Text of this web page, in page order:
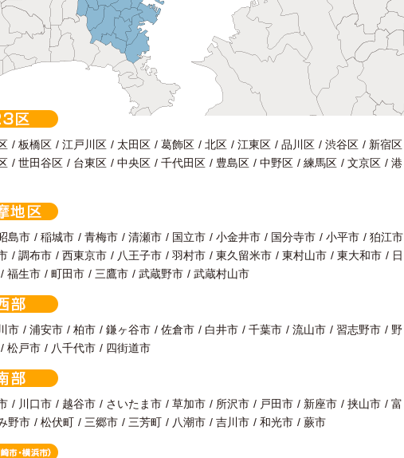
板橋区 江戸川区 太田区 葛飾区 北区 江東区 品川区 渋谷区
新宿区
世田谷区 台東区 中央区 千代田区 豊島区 中野区 練馬区 文京区
港
島市 稲城市 青梅市 清瀬市 国立市 小金井市 国分寺市 小平市
狛江市
調布市 西東京市 八王子市 羽村市 東久留米市 東村山市 東大和市
日
福生市 町田市 三鷹市 武蔵野市 武蔵村山市
市 浦安市 柏市 鎌ヶ谷市 佐倉市 白井市 千葉市 流山市 習志野市
野
松戸市 八千代市 四街道市
川口市 越谷市 さいたま市 草加市 所沢市 戸田市 新座市 挟山市
富
野市 松伏町 三郷市 三芳町 八潮市 吉川市 和光市 蕨市